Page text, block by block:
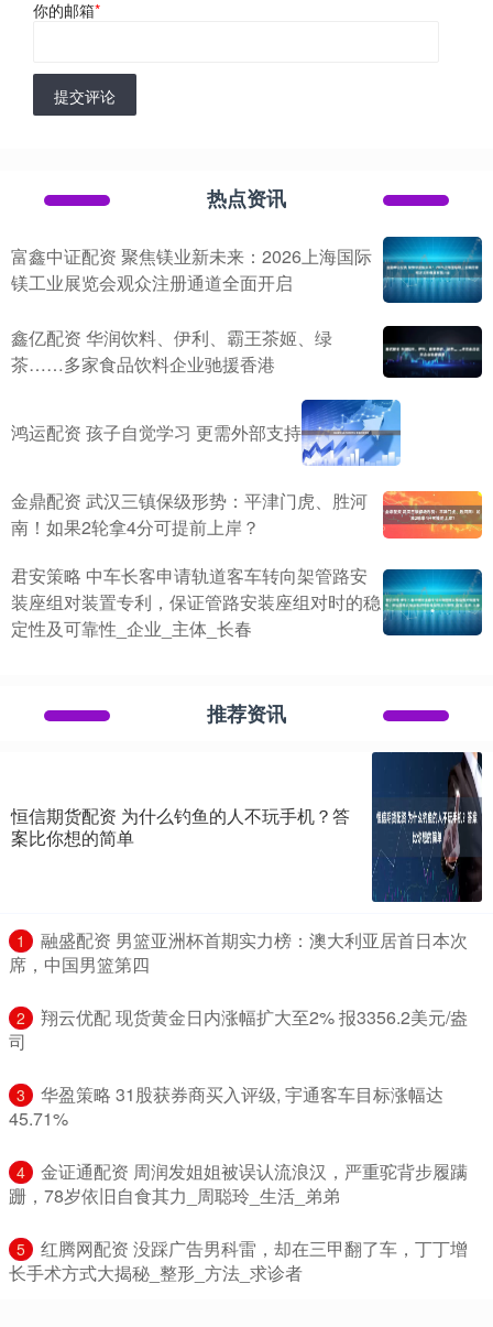
你的邮箱*
提交评论
热点资讯
富鑫中证配资 聚焦镁业新未来：2026上海国际
镁工业展览会观众注册通道全面开启
鑫亿配资 华润饮料、伊利、霸王茶姬、绿
茶……多家食品饮料企业驰援香港
鸿运配资 孩子自觉学习 更需外部支持
金鼎配资 武汉三镇保级形势：平津门虎、胜河
南！如果2轮拿4分可提前上岸？
君安策略 中车长客申请轨道客车转向架管路安
装座组对装置专利，保证管路安装座组对时的稳
定性及可靠性_企业_主体_长春
推荐资讯
恒信期货配资 为什么钓鱼的人不玩手机？答
案比你想的简单
1
​融盛配资 男篮亚洲杯首期实力榜：澳大利亚居首日本次
席，中国男篮第四
2
​翔云优配 现货黄金日内涨幅扩大至2% 报3356.2美元/盎
司
3
​华盈策略 31股获券商买入评级, 宇通客车目标涨幅达
45.71%
4
​金证通配资 周润发姐姐被误认流浪汉，严重驼背步履蹒
跚，78岁依旧自食其力_周聪玲_生活_弟弟
5
​红腾网配资 没踩广告男科雷，却在三甲翻了车，丁丁增
长手术方式大揭秘_整形_方法_求诊者